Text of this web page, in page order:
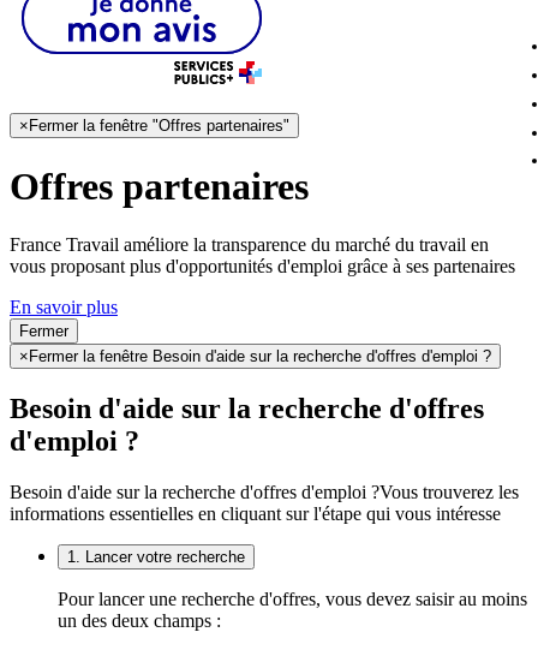
× Fermer la fenêtre "Offres partenaires"
Offres partenaires
France Travail améliore la transparence du marché du travail en
vous proposant plus d'opportunités d'emploi grâce à ses partenaires
En savoir plus
Fermer
× Fermer la fenêtre Besoin d'aide sur la recherche d'offres d'emploi ?
Besoin d'aide sur la recherche d'offres
d'emploi ?
Besoin d'aide sur la recherche d'offres d'emploi ?Vous trouverez les
informations essentielles en cliquant sur l'étape qui vous intéresse
1. Lancer votre recherche
Pour lancer une recherche d'offres, vous devez saisir au moins
un des deux champs :